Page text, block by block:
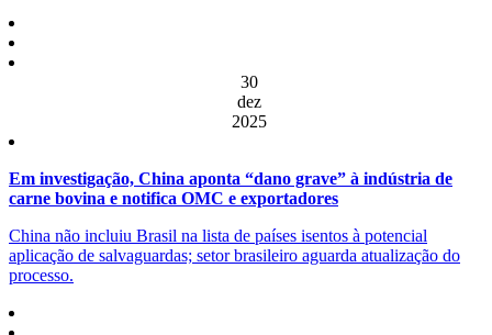
30
dez
2025
Em investigação, China aponta “dano grave” à indústria de
carne bovina e notifica OMC e exportadores
China não incluiu Brasil na lista de países isentos à potencial
aplicação de salvaguardas; setor brasileiro aguarda atualização do
processo.